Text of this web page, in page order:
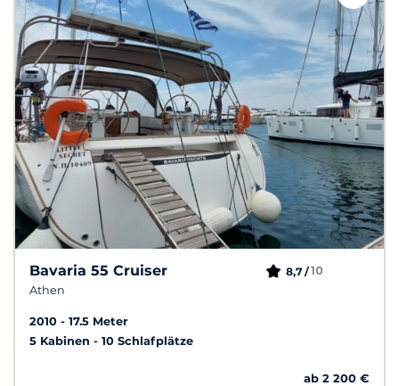
Bavaria 55 Cruiser
Athen
8,7 /10
2010
17.5 Meter
5 Kabinen
10 Schlafplätze
ab 2 200 €